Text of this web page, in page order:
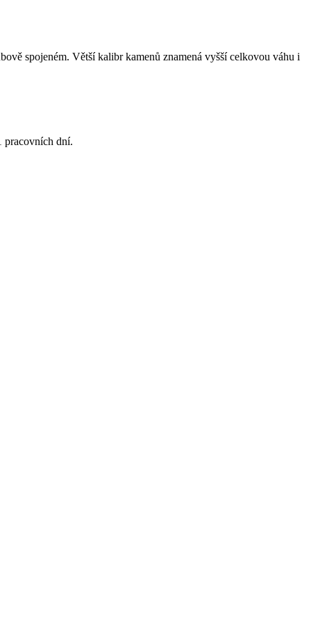
spojeném. Větší kalibr kamenů znamená vyšší celkovou váhu i
pracovních dní.